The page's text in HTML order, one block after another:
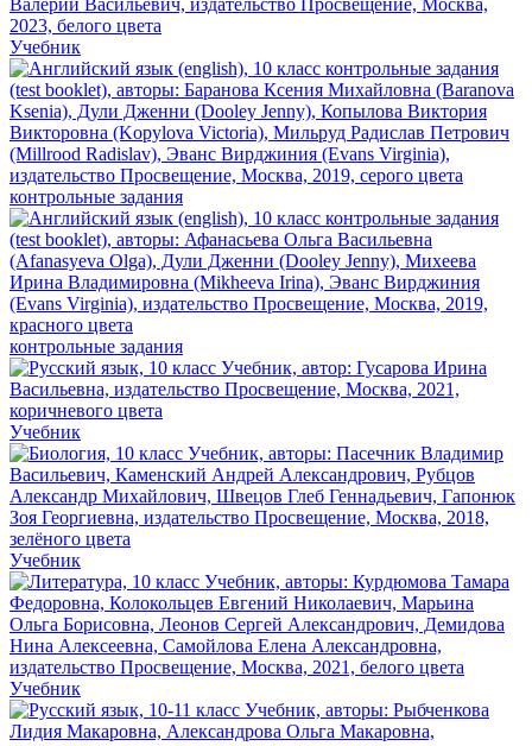
Учебник
контрольные задания
контрольные задания
Учебник
Учебник
Учебник